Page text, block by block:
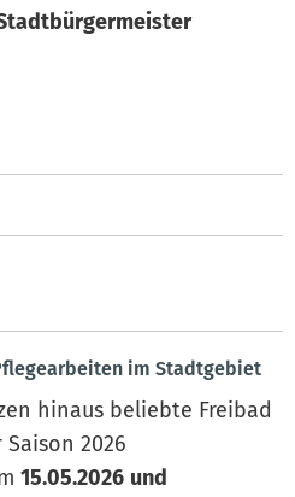
im Stadtgebiet
hinaus beliebte Freibad
2026
15.05.2026 und